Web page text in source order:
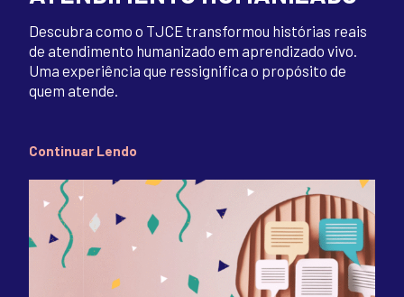
Descubra como o TJCE transformou histórias reais
de atendimento humanizado em aprendizado vivo.
Uma experiência que ressignifica o propósito de
quem atende.
Continuar Lendo